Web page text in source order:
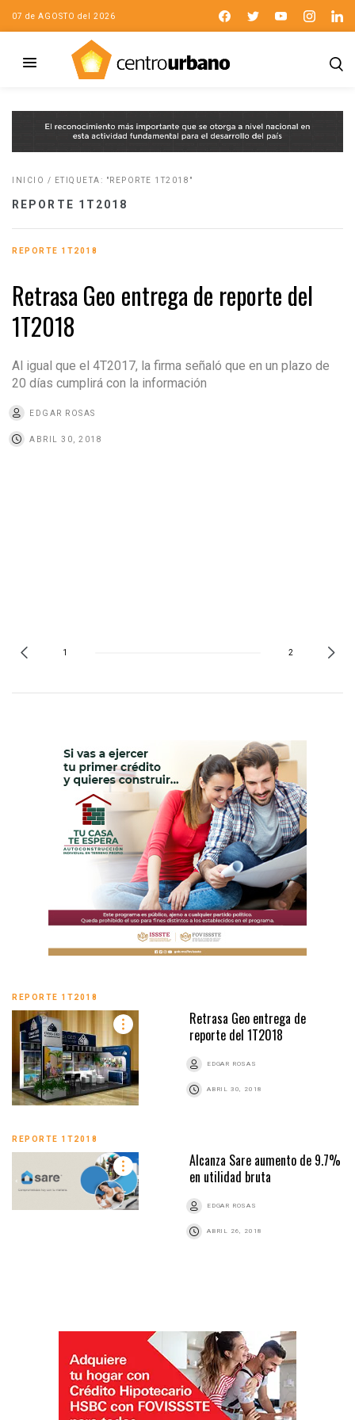
07 de AGOSTO del 2026
INICIO / ETIQUETA: "REPORTE 1T2018"
REPORTE 1T2018
REPORTE 1T2018
Retrasa Geo entrega de reporte del
1T2018
Al igual que el 4T2017, la firma señaló que en un plazo de
20 días cumplirá con la información
EDGAR ROSAS
ABRIL 30, 2018
1 2
REPORTE 1T2018
Retrasa Geo entrega de
reporte del 1T2018
EDGAR ROSAS
ABRIL 30, 2018
REPORTE 1T2018
Alcanza Sare aumento de 9.7%
en utilidad bruta
EDGAR ROSAS
ABRIL 26, 2018